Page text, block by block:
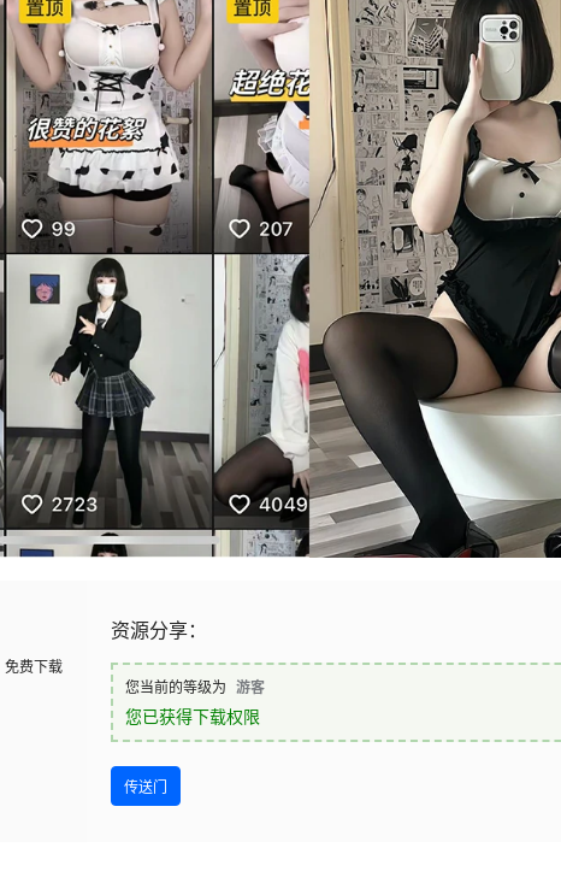
免费下载
资源分享：
您当前的等级为 游客
您已获得下载权限
传送门